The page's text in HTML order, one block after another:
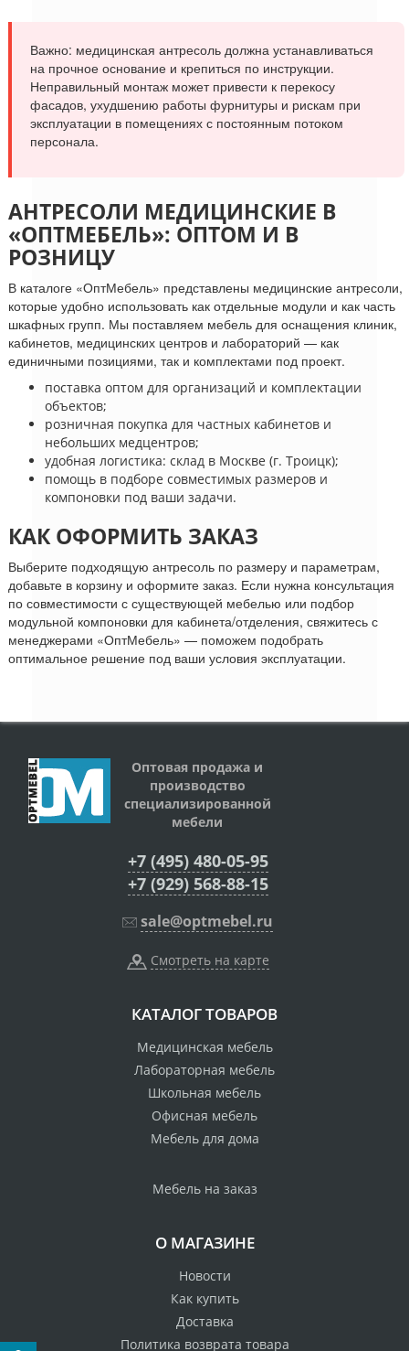
Важно: медицинская антресоль должна устанавливаться
на прочное основание и крепиться по инструкции.
Неправильный монтаж может привести к перекосу
фасадов, ухудшению работы фурнитуры и рискам при
эксплуатации в помещениях с постоянным потоком
персонала.
АНТРЕСОЛИ МЕДИЦИНСКИЕ В
«ОПТМЕБЕЛЬ»: ОПТОМ И В
РОЗНИЦУ
В каталоге «ОптМебель» представлены медицинские антресоли,
которые удобно использовать как отдельные модули и как часть
шкафных групп. Мы поставляем мебель для оснащения клиник,
кабинетов, медицинских центров и лабораторий — как
единичными позициями, так и комплектами под проект.
поставка оптом для организаций и комплектации
объектов;
розничная покупка для частных кабинетов и
небольших медцентров;
удобная логистика: склад в Москве (г. Троицк);
помощь в подборе совместимых размеров и
компоновки под ваши задачи.
КАК ОФОРМИТЬ ЗАКАЗ
Выберите подходящую антресоль по размеру и параметрам,
добавьте в корзину и оформите заказ. Если нужна консультация
по совместимости с существующей мебелью или подбор
модульной компоновки для кабинета/отделения, свяжитесь с
менеджерами «ОптМебель» — поможем подобрать
оптимальное решение под ваши условия эксплуатации.
Оптовая продажа и
производство
специализированной
мебели
+7 (495) 480-05-95
+7 (929) 568-88-15
sale@optmebel.ru
Смотреть на карте
КАТАЛОГ ТОВАРОВ
Медицинская мебель
Лабораторная мебель
Школьная мебель
Офисная мебель
Мебель для дома
Мебель на заказ
О МАГАЗИНЕ
Новости
Как купить
Доставка
Политика возврата товара